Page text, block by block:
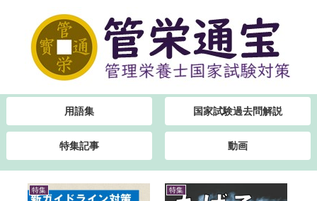
用語集 国家試験過去問解説
特集記事 動画
特集 特集